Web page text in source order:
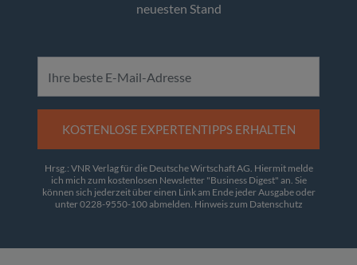
neuesten Stand
KOSTENLOSE EXPERTENTIPPS ERHALTEN
Hrsg.: VNR Verlag für die Deutsche Wirtschaft AG. Hiermit melde
ich mich zum kostenlosen Newsletter "Business Digest" an. Sie
können sich jederzeit über einen Link am Ende jeder Ausgabe oder
unter 0228-9550-100 abmelden. Hinweis zum Datenschutz